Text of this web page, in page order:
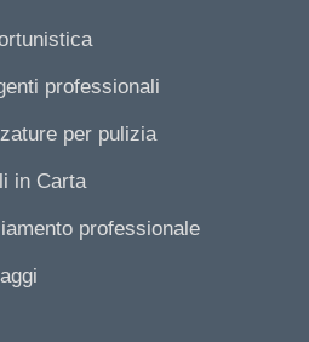
professionali
per pulizia
in Carta
professionale